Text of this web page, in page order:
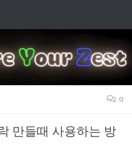
0
만들때 사용하는 방